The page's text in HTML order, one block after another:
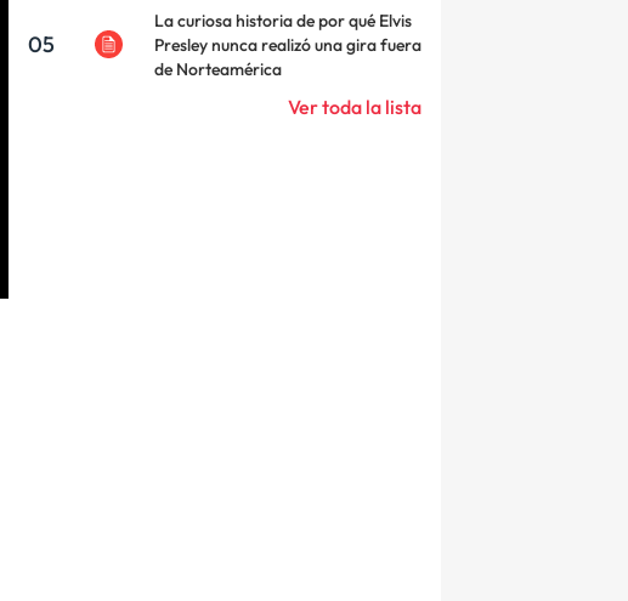
05
La curiosa historia de por qué Elvis
Presley nunca realizó una gira fuera
de Norteamérica
Ver toda la lista